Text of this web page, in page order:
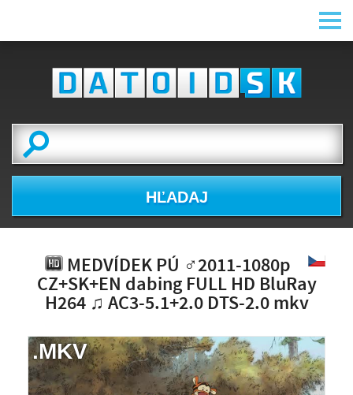
HĽADAJ
MEDVÍDEK PÚ ♂2011-1080p
CZ+SK+EN dabing FULL HD BluRay
H264 ♫ AC3-5.1+2.0 DTS-2.0 mkv
NÁHĽAD VIDEA
NIE JE K DISPOZÍCII
.MKV